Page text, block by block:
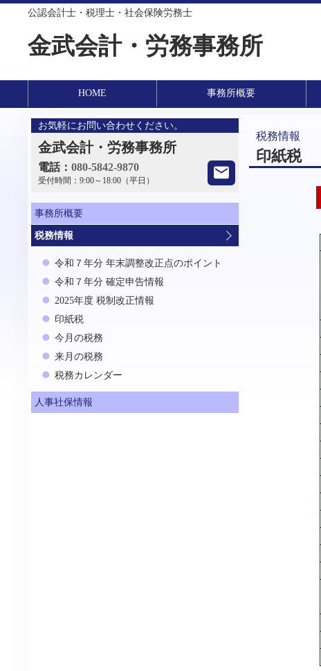
公認会計士・税理士・社会保険労務士
金武会計・労務事務所
HOME 事務所概要
税務情報
印紙税
お気軽にお問い合わせください。
金武会計・労務事務所
電話： 080-5842-9870
受付時間： 9:00～18:00（平日）
事務所概要
税務情報
令和７年分 年末調整改正点のポイント
令和７年分 確定申告情報
2025年度 税制改正情報
印紙税
今月の税務
来月の税務
税務カレンダー
人事社保情報